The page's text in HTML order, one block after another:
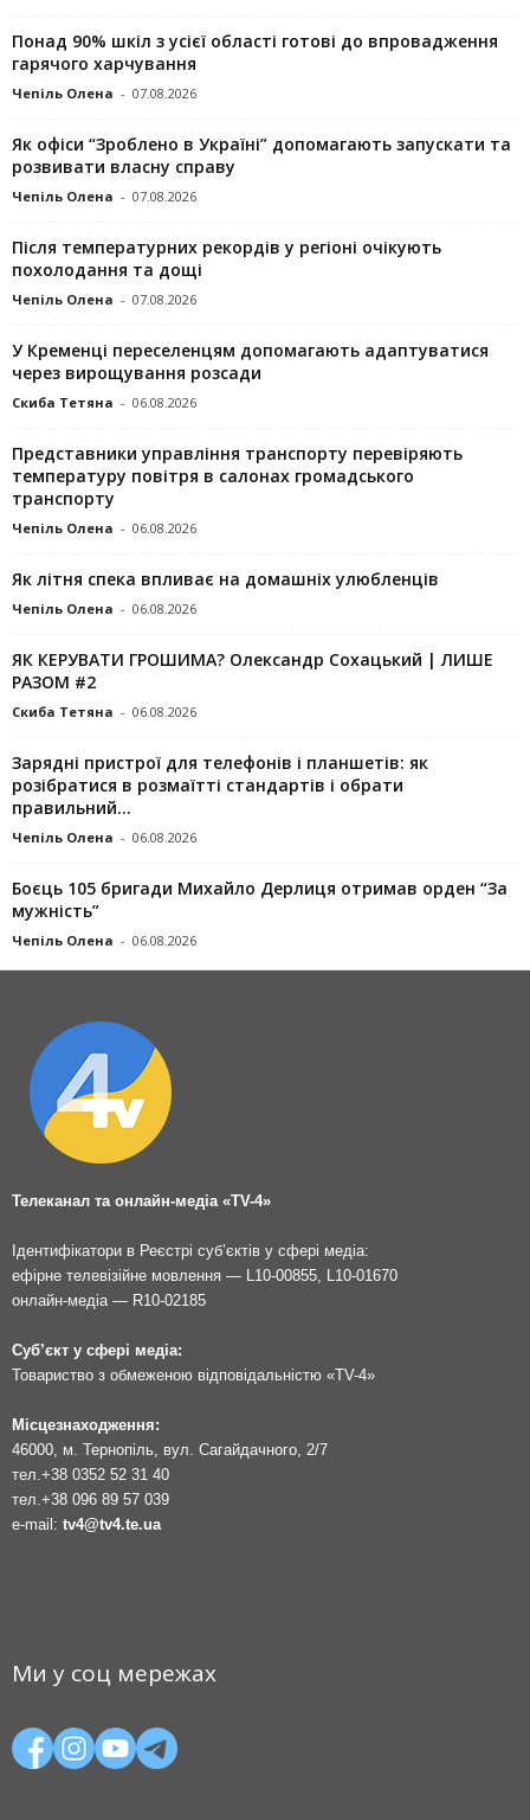
Понад 90% шкіл з усієї області готові до впровадження
гарячого харчування
Чепіль Олена - 07.08.2026
Як офіси “Зроблено в Україні” допомагають запускaти та
розвивати власну справу
Чепіль Олена - 07.08.2026
Після температурних рекордів у регіоні очікують
похолодання та дощі
Чепіль Олена - 07.08.2026
У Кременці переселенцям допомагають адаптуватися
через вирощування розсади
Скиба Тетяна - 06.08.2026
Представники управління транспорту перевіряють
температуру повітря в салонах громадського
транспорту
Чепіль Олена - 06.08.2026
Як літня спека впливає на домашніх улюбленців
Чепіль Олена - 06.08.2026
ЯК КЕРУВАТИ ГРОШИМА? Олександр Сохацький | ЛИШЕ
РАЗОМ #2
Скиба Тетяна - 06.08.2026
Зарядні пристрої для телефонів і планшетів: як
розібратися в розмаїтті стандартів і обрати
правильний...
Чепіль Олена - 06.08.2026
Боєць 105 бригади Михайло Дерлиця отримав орден “За
мужність”
Чепіль Олена - 06.08.2026
Телеканал та онлайн-медіа «TV-4»
Ідентифікатори в Реєстрі суб’єктів у сфері медіа:
ефірне телевізійне мовлення — L10-00855, L10-01670
онлайн-медіа — R10-02185
Суб’єкт у сфері медіа:
Товариство з обмеженою відповідальністю «TV-4»
Місцезнаходження:
46000, м. Тернопіль, вул. Сагайдачного, 2/7
тел. +38 0352 52 31 40
тел. +38 096 89 57 039
e-mail: tv4@tv4.te.ua
Ми у соц мережах